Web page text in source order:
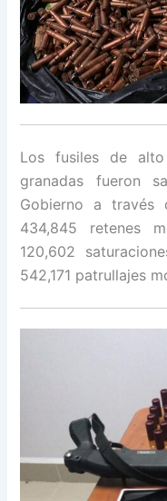
Los fusiles de
granadas fueron
Gobierno a través
434,845 retenes
120,602
542,171 patrullajes